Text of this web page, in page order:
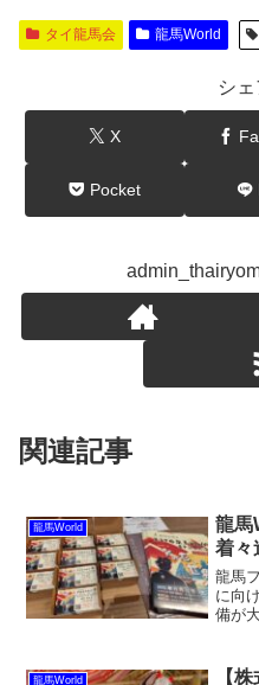
タイ龍馬会 龍馬World
シ
X
Pocket
関連記事
龍馬World
龍馬
着々
龍馬
に向
備が
ト！
龍馬World
【